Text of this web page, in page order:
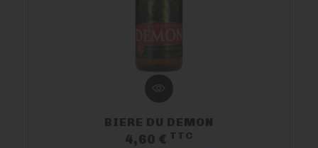
BIERE DU DEMON
4,60 € TTC